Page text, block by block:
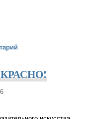
улицах... (Роальд